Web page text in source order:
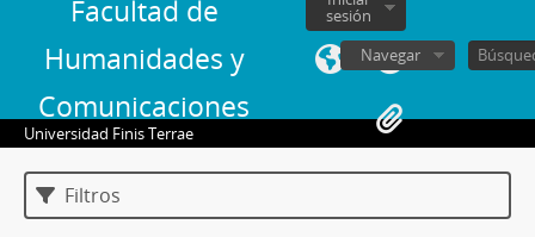
Facultad de
Humanidades y
Comunicaciones
sesión
Navegar
Universidad Finis Terrae
Filtros